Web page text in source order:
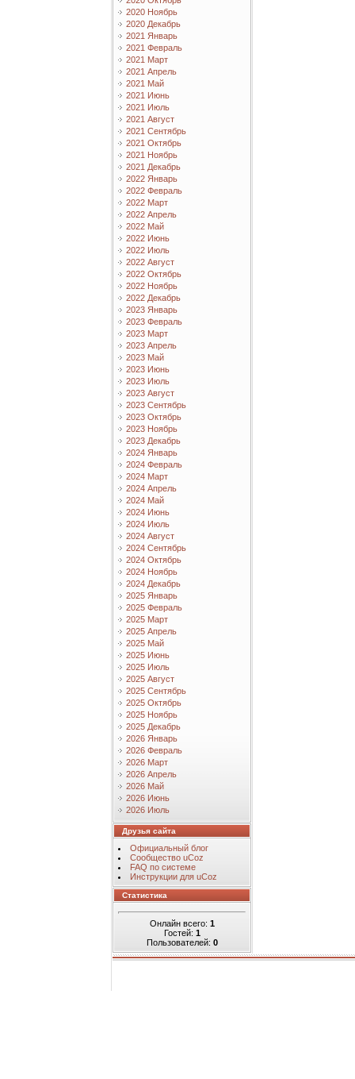
2020 Ноябрь
2020 Декабрь
2021 Январь
2021 Февраль
2021 Март
2021 Апрель
2021 Май
2021 Июнь
2021 Июль
2021 Август
2021 Сентябрь
2021 Октябрь
2021 Ноябрь
2021 Декабрь
2022 Январь
2022 Февраль
2022 Март
2022 Апрель
2022 Май
2022 Июнь
2022 Июль
2022 Август
2022 Октябрь
2022 Ноябрь
2022 Декабрь
2023 Январь
2023 Февраль
2023 Март
2023 Апрель
2023 Май
2023 Июнь
2023 Июль
2023 Август
2023 Сентябрь
2023 Октябрь
2023 Ноябрь
2023 Декабрь
2024 Январь
2024 Февраль
2024 Март
2024 Апрель
2024 Май
2024 Июнь
2024 Июль
2024 Август
2024 Сентябрь
2024 Октябрь
2024 Ноябрь
2024 Декабрь
2025 Январь
2025 Февраль
2025 Март
2025 Апрель
2025 Май
2025 Июнь
2025 Июль
2025 Август
2025 Сентябрь
2025 Октябрь
2025 Ноябрь
2025 Декабрь
2026 Январь
2026 Февраль
2026 Март
2026 Апрель
2026 Май
2026 Июнь
2026 Июль
Друзья сайта
Официальный блог
Сообщество uCoz
FAQ по системе
Инструкции для uCoz
Статистика
Онлайн всего: 1
Гостей: 1
Пользователей: 0